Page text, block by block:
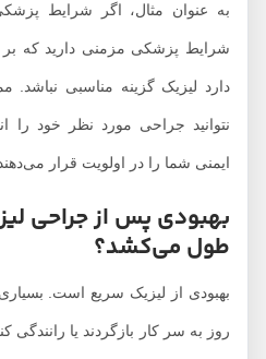
به عنوان مثال، اگر شرایط پزشکی
شرایط پزشکی مزمنی دارید که بر
دارد لیزیک گزینه مناسبی نباشد.
نتوانید جراحی مورد نظر خود را
ایمنی شما را در اولویت قرار می‌دهند.
بهبودی پس از جراحی
طول می‌کشد؟
بهبودی از لیزیک سریع است. بسیاری از
روز به سر کار بازگردند یا رانندگی